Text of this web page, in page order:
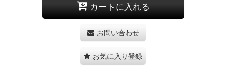
カートに入れる
お問い合わせ
お気に入り登録